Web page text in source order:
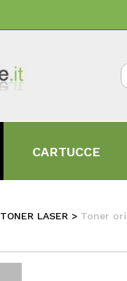
CARTUCCE
TONER LASER > Toner